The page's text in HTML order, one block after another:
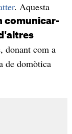
. Aquesta
comunicar-
donant com a
de domòtica